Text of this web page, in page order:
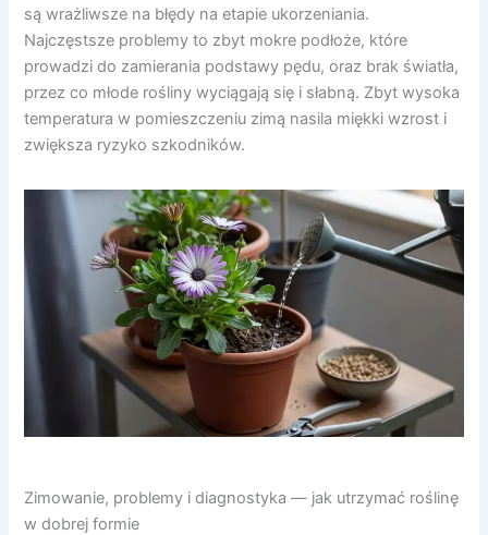
są wrażliwsze na błędy na etapie ukorzeniania.
Najczęstsze problemy to zbyt mokre podłoże, które
prowadzi do zamierania podstawy pędu, oraz brak światła,
przez co młode rośliny wyciągają się i słabną. Zbyt wysoka
temperatura w pomieszczeniu zimą nasila miękki wzrost i
zwiększa ryzyko szkodników.
Zimowanie, problemy i diagnostyka — jak utrzymać roślinę
w dobrej formie